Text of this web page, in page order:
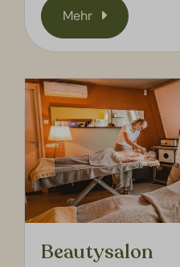
Mehr
Beautysalon